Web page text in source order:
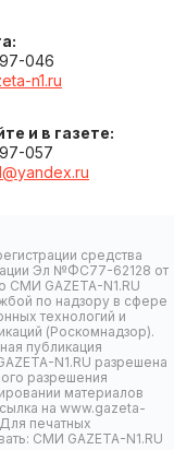
046
n1.ru
и в газете:
057
средства
Эл №ФС77-62128 от
СМИ GAZETA-N1.RU
по надзору в сфере
технологий и
(Роскомнадзор).
публикация
N1.RU разрешена
разрешения
материалов
на www.gazeta-
печатных
СМИ GAZETA-N1.RU